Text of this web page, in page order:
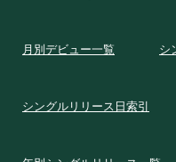
月別デビュー一覧 シ
シングルリリース日索引